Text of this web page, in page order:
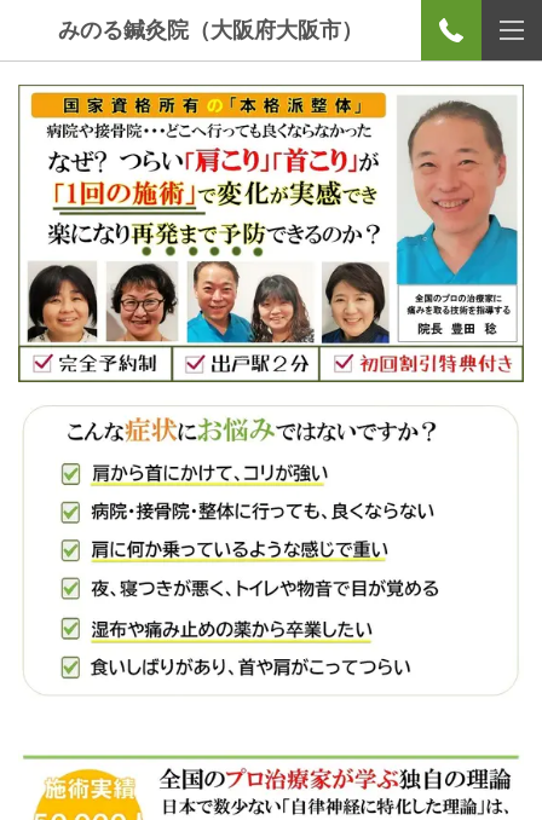
みのる鍼灸院（大阪府大阪市）